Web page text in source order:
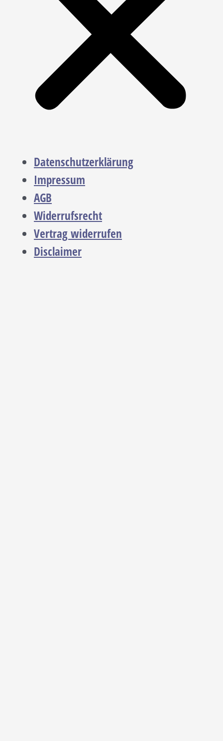
Datenschutzerklärung
Impressum
AGB
Widerrufsrecht
Vertrag widerrufen
Disclaimer